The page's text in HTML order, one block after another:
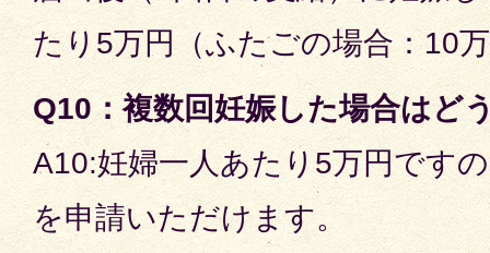
たり5万円（ふたごの場合：10
Q10：複数回妊娠した場合はど
A10:妊婦一人あたり5万円です
を申請いただけます。